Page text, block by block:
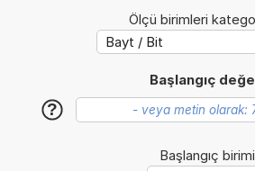
Ölçü birimleri
Başlangıç
?
Başlangıç